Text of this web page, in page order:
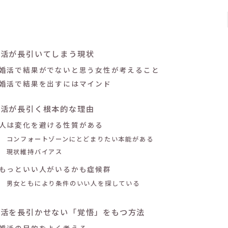
が長引いてしまう現状
活で結果がでないと思う女性が考えること
活で結果を出すにはマインド
が長引く根本的な理由
は変化を避ける性質がある
コンフォートゾーンにとどまりたい本能がある
現状維持バイアス
っといい人がいるかも症候群
男女ともにより条件のいい人を探している
を長引かせない「覚悟」をもつ方法